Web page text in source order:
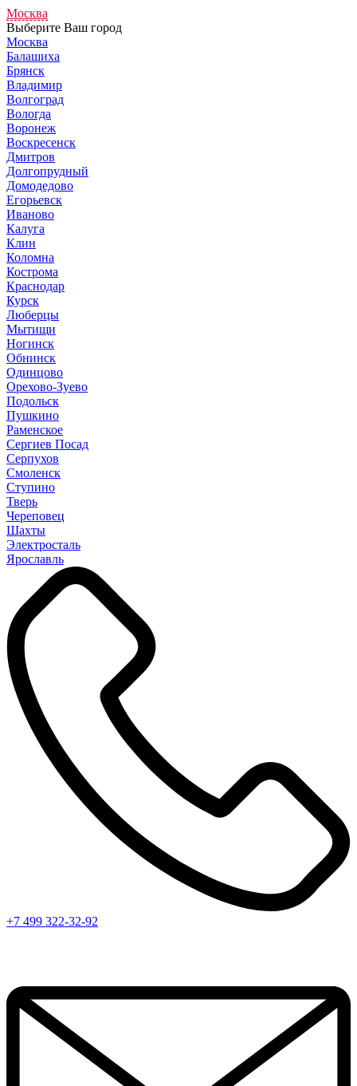
Москва
Выберите Ваш город
Москва
Балашиха
Брянск
Владимир
Волгоград
Вологда
Воронеж
Воскресенск
Дмитров
Долгопрудный
Домодедово
Егорьевск
Иваново
Калуга
Клин
Коломна
Кострома
Краснодар
Курск
Люберцы
Мытищи
Ногинск
Обнинск
Одинцово
Орехово-Зуево
Подольск
Пушкино
Раменское
Сергиев Посад
Серпухов
Смоленск
Ступино
Тверь
Череповец
Шахты
Электросталь
Ярославль
+7 499 322-32-92